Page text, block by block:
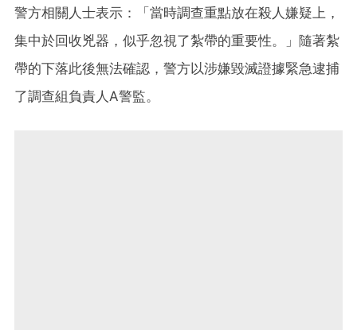
警方相關人士表示：「當時調查重點放在殺人嫌疑上，
集中於回收兇器，似乎忽視了紮帶的重要性。」隨著紮
帶的下落此後無法確認，警方以涉嫌毀滅證據緊急逮捕
了調查組負責人A警監。